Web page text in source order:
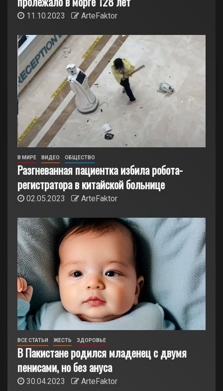
11.10.2023 ArteFaktor
В МИРЕ ВИДЕО ОБЩЕСТВО
Разгневанная пациентка избила робота-
регистратора в китайской больнице
02.05.2023 ArteFaktor
ВСЕ СТАТЬИ ЖЕСТЬ ЗДОРОВЬЕ
В Пакистане родился младенец с двумя
пенисами, но без ануса
30.04.2023 ArteFaktor